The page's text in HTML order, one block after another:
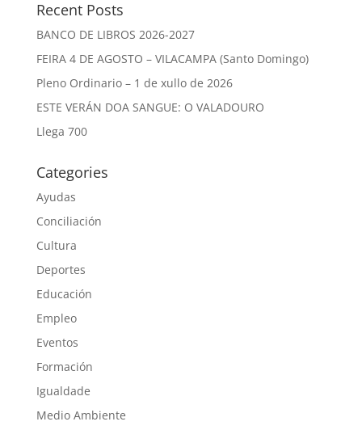
Recent Posts
BANCO DE LIBROS 2026-2027
FEIRA 4 DE AGOSTO – VILACAMPA (Santo Domingo)
Pleno Ordinario – 1 de xullo de 2026
ESTE VERÁN DOA SANGUE: O VALADOURO
Llega 700
Categories
Ayudas
Conciliación
Cultura
Deportes
Educación
Empleo
Eventos
Formación
Igualdade
Medio Ambiente